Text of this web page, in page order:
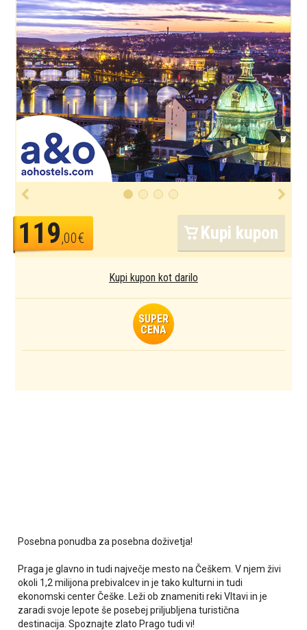
119,00€ Kupi kupon
Kupi kupon kot darilo
SUPER
CENA
Posebna ponudba za posebna doživetja!
Praga je glavno in tudi največje mesto na Češkem. V njem živi
okoli 1,2 milijona prebivalcev in je tako kulturni in tudi
ekonomski center Češke. Leži ob znameniti reki Vltavi in je
zaradi svoje lepote še posebej priljubljena turistična
destinacija. Spoznajte zlato Prago tudi vi!